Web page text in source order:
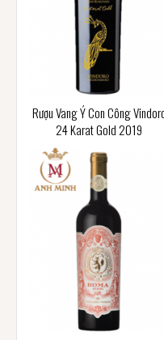
Rượu Vang Ý Con Công
24 Karat Gold 2019